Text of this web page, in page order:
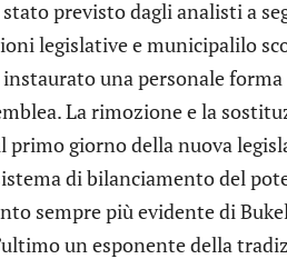
stato previsto dagli analisti a
legislative e municipalilo
instaurato una personale
La rimozione e la
primo giorno della nuova
di bilanciamento del
sempre più evidente di
un esponente della